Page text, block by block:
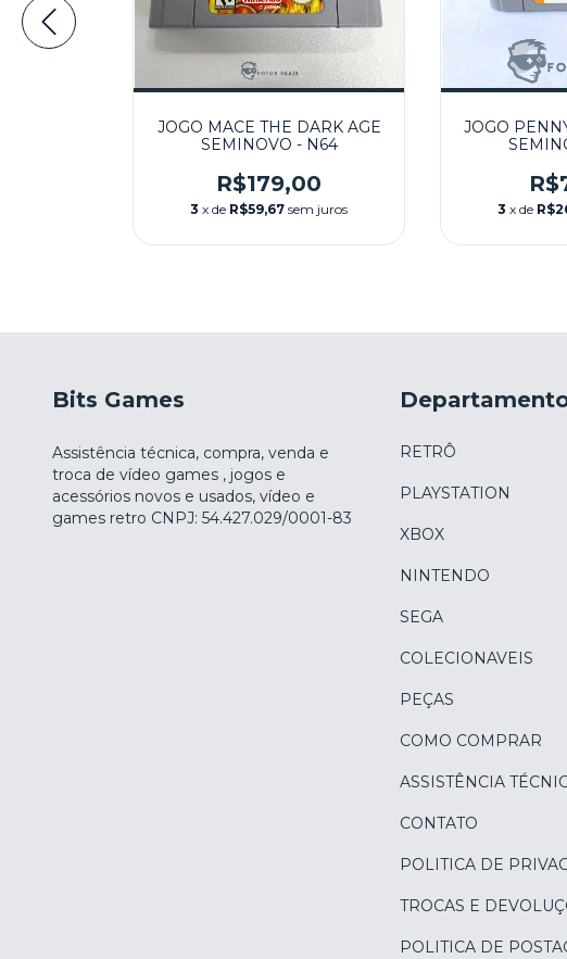
JOGO MACE THE DARK AGE
SEMINOVO - N64
R$179,00
3 x de R$59,67 sem juros
JOGO
3 x de
Bits Games
Assistência técnica, compra, venda e
troca de vídeo games , jogos e
acessórios novos e usados, vídeo e
games retro CNPJ: 54.427.029/0001-83
RETRÔ
PLAYSTATION
XBOX
NINTENDO
SEGA
COLECIONAVEIS
PEÇAS
COMO COMPRAR
ASSISTÊNCIA
CONTATO
POLITICA DE
TROCAS E
POLITICA DE